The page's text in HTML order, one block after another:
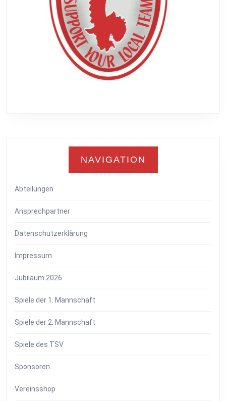
NAVIGATION
Abteilungen
Ansprechpartner
Datenschutzerklärung
Impressum
Jubiläum 2026
Spiele der 1. Mannschaft
Spiele der 2. Mannschaft
Spiele des TSV
Sponsoren
Vereinsshop